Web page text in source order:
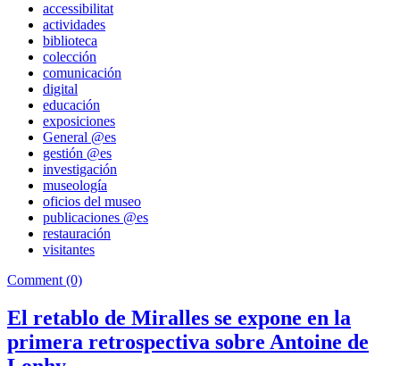
accessibilitat
actividades
biblioteca
colección
comunicación
digital
educación
exposiciones
General @es
gestión @es
investigación
museología
oficios del museo
publicaciones @es
restauración
visitantes
Comment (0)
El retablo de Miralles se expone en la
primera retrospectiva sobre Antoine de